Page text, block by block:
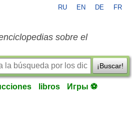
RU EN DE FR
sobre el
¡Buscar!
libros Игры ⚽